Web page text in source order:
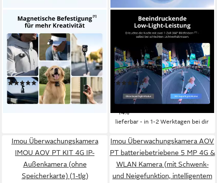
DJI Osmo Nano Standard
Combo (64GB) Camcorder
4K Ultra HD
Auflösung Video
microSD Speicherformat
35 MP Auflösung Foto
(3)
279,00 €
13,86 €mtl. in 24 Raten
Osmo 360 Adventure Combo
8K Auflösung Video
microSD Speicherformat
120 MP Auflösung Foto
(5)
ab 538,65 € UVP 629,99 €
15,64 €mtl. in 48 Raten
-14%
lieferbar - in 1-2 Werktagen bei dir
Imou Überwachungskamera
IMOU AOV PT KIT 4G IP-
Außenkamera (ohne
Speicherkarte) (1-tlg)
Imou Überwachungskamera AOV
PT batteriebetriebene 5 MP 4G &
WLAN Kamera (mit Schwenk-
und Neigefunktion, intelligentem